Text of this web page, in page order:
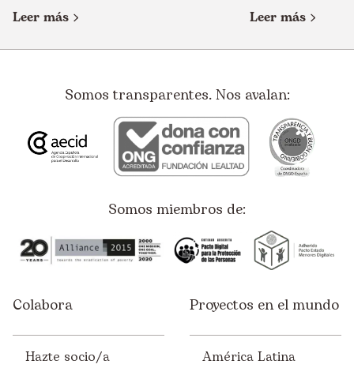
Leer más
Leer más
Somos transparentes. Nos avalan:
Somos miembros de:
Colabora
Hazte socio/a
Proyectos en el mundo
América Latina